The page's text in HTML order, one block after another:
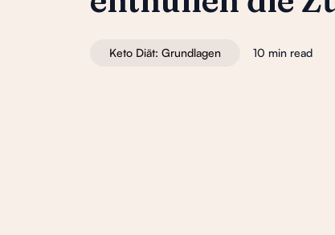
Keto Diät: Grundlagen 10 min read